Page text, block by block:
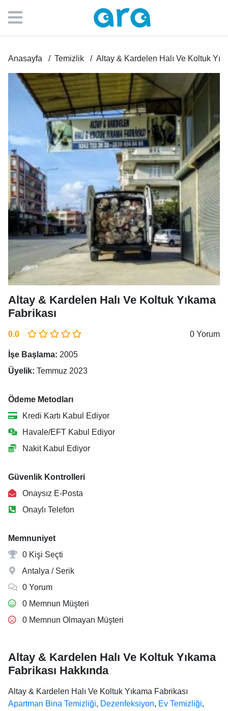
Anasayfa Temizlik Altay & Kardelen Halı Ve Koltuk
Altay & Kardelen Halı Ve Koltuk Yıkama
Fabrikası
0.0 0 Yorum
İşe Başlama: 2005
Üyelik: Temmuz 2023
Ödeme Metodları
Kredi Kartı Kabul Ediyor
Havale/EFT Kabul Ediyor
Nakit Kabul Ediyor
Güvenlik Kontrolleri
Onaysız E-Posta
Onaylı Telefon
Memnuniyet
0 Kişi Seçti
Antalya / Serik
0 Yorum
0 Memnun Müşteri
0 Memnun Olmayan Müşteri
Altay & Kardelen Halı Ve Koltuk Yıkama
Fabrikası Hakkında
Altay & Kardelen Halı Ve Koltuk Yıkama Fabrikası
Apartman Bina Temizliği, Dezenfeksiyon, Ev Temizliği,